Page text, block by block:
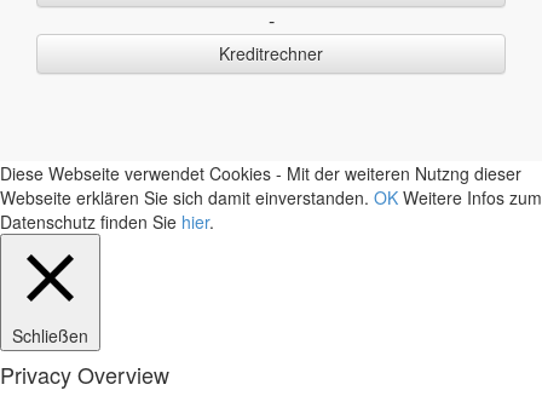
-
Kreditrechner
Diese Webseite verwendet Cookies - Mit der weiteren Nutzng dieser
Webseite erklären Sie sich damit einverstanden. OK Weitere Infos zum
Datenschutz finden Sie hier.
Schließen
Privacy Overview